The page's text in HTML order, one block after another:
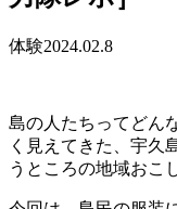
体験2024.02.8
島の人たちってどん
く見えてきた、宇久
うところの地域おこ